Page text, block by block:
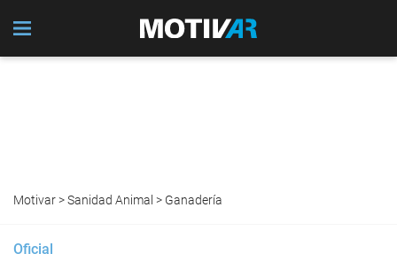
Motivar>Sanidad Animal > Ganadería
Oficial